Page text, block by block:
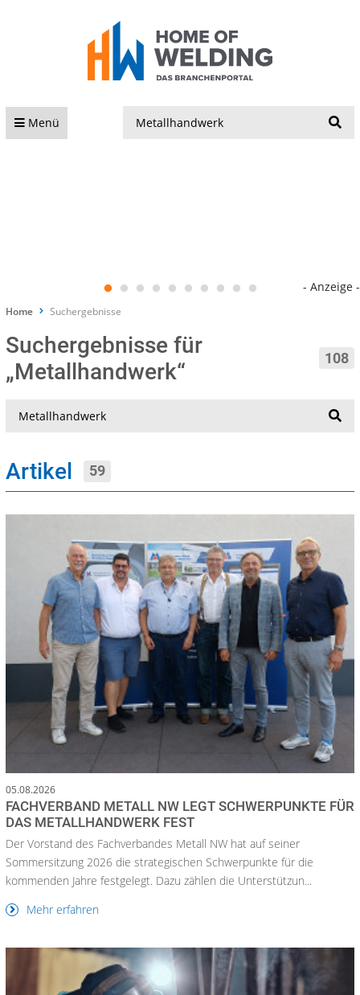
Menü
- Anzeige -
Home Suchergebnisse
Suchergebnisse für
„Metallhandwerk“
108
Artikel 59
05.08.2026
FACHVERBAND METALL NW LEGT SCHWERPUNKTE FÜR
DAS METALLHANDWERK FEST
Der Vorstand des Fachverbandes Metall NW hat auf seiner
Sommersitzung 2026 die strategischen Schwerpunkte für die
kommenden Jahre festgelegt. Dazu zählen die Unterstützun...
Mehr erfahren